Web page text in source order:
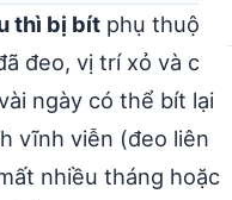
thì bị bít phụ thuộc
đeo, vị trí xỏ và cơ
ngày có thể bít lại
vĩnh viễn (đeo liên
nhiều tháng hoặc